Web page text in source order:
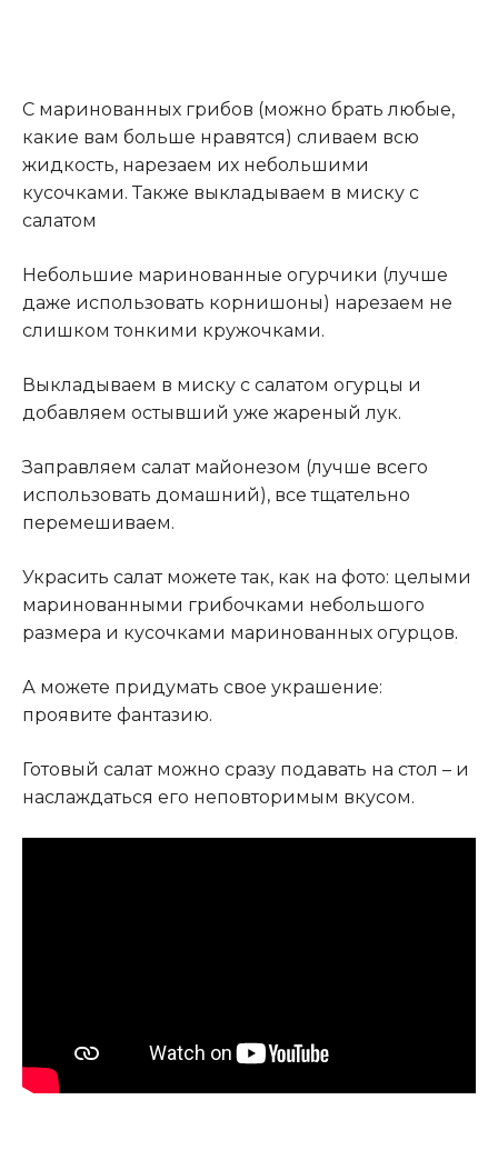
С маринованных грибов (можно брать любые,
какие вам больше нравятся) сливаем всю
жидкость, нарезаем их небольшими
кусочками. Также выкладываем в миску с
салатом
Небольшие маринованные огурчики (лучше
даже использовать корнишоны) нарезаем не
слишком тонкими кружочками.
Выкладываем в миску с салатом огурцы и
добавляем остывший уже жареный лук.
Заправляем салат майонезом (лучше всего
использовать домашний), все тщательно
перемешиваем.
Украсить салат можете так, как на фото: целыми
маринованными грибочками небольшого
размера и кусочками маринованных огурцов.
А можете придумать свое украшение:
проявите фантазию.
Готовый салат можно сразу подавать на стол – и
наслаждаться его неповторимым вкусом.